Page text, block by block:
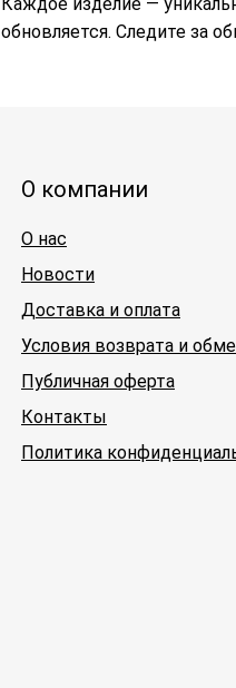
обновляется. Следите за
О компании
О нас
Новости
Доставка и оплата
Условия возврата и
Публичная оферта
Контакты
Политика